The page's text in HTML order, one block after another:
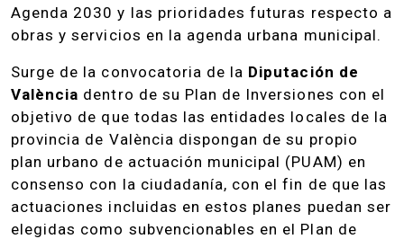
Agenda 2030 y las prioridades futuras respecto a
obras y servicios en la agenda urbana municipal.
Surge de la convocatoria de la Diputación de
València dentro de su Plan de Inversiones con el
objetivo de que todas las entidades locales de la
provincia de València dispongan de su propio
plan urbano de actuación municipal (PUAM) en
consenso con la ciudadanía, con el fin de que las
actuaciones incluidas en estos planes puedan ser
elegidas como subvencionables en el Plan de